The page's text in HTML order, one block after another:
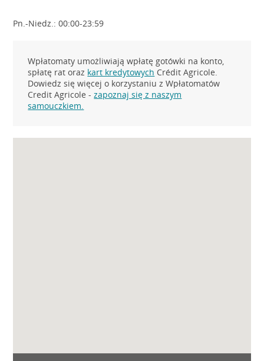
Pn.-Niedz.: 00:00-23:59
Wpłatomaty umożliwiają wpłatę gotówki na konto,
spłatę rat oraz kart kredytowych Crédit Agricole.
Dowiedz się więcej o korzystaniu z Wpłatomatów
Credit Agricole -zapoznaj się z naszym
samouczkiem.